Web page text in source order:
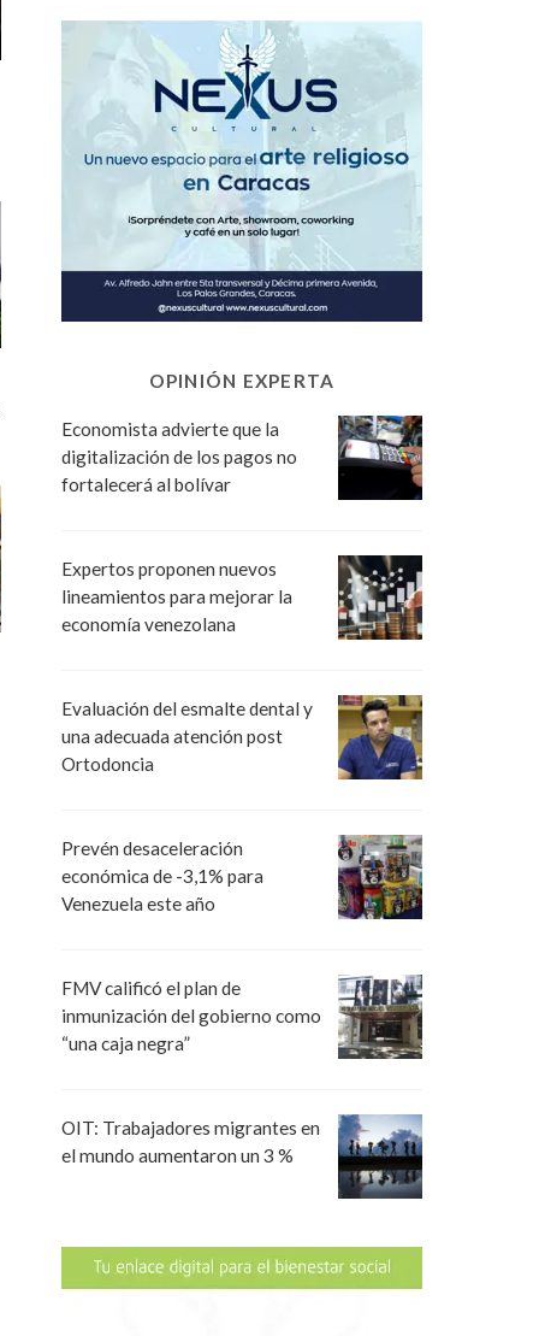
OPINIÓN EXPERTA
Economista advierte que la
digitalización de los pagos no
fortalecerá al bolívar
Expertos proponen nuevos
lineamientos para mejorar la
economía venezolana
Evaluación del esmalte dental y
una adecuada atención post
Ortodoncia
Prevén desaceleración
económica de -3,1% para
Venezuela este año
FMV calificó el plan de
inmunización del gobierno como
“una caja negra”
OIT: Trabajadores migrantes en
el mundo aumentaron un 3 %